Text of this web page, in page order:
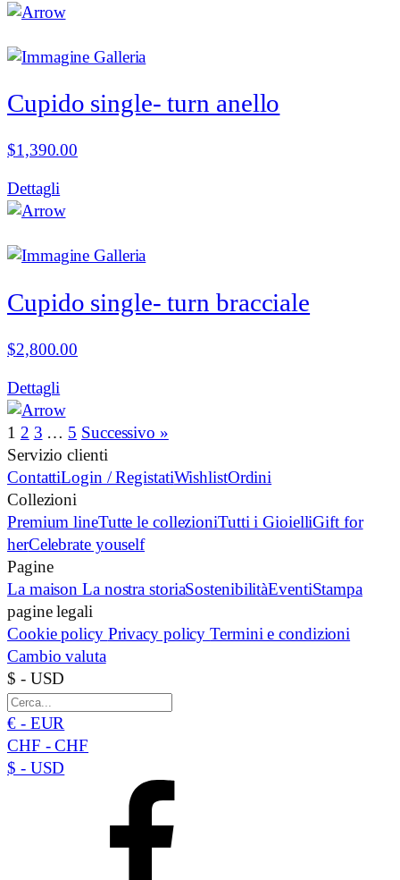
Cupido single- turn anello
$1,390.00
Dettagli
Cupido single- turn bracciale
$2,800.00
Dettagli
1 2 3 … 5 Successivo »
Servizio clienti
ContattiLogin / RegistatiWishlistOrdini
Collezioni
Premium lineTutte le collezioniTutti i GioielliGift for
herCelebrate youself
Pagine
La maisonLa nostra storiaSostenibilitàEventiStampa
pagine legali
Cookie policy Privacy policyTermini e condizioni
Cambio valuta
$ - USD
€ - EUR
CHF - CHF
$ - USD